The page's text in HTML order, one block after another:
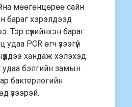
мөөгөнцөрөө сайн
бараг хэрэлдээд
Тэр сүүлийнхэн бараг
PCR өгч үзээгүй
хандаж хэлэхэд
удаа бэлгийн замын
бактерлогийн
үзээрэй.